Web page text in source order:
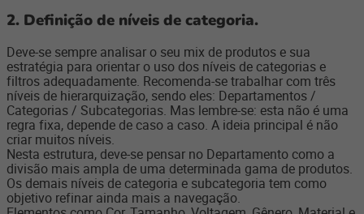
2. Definição de níveis de categoria.
Deve-se sempre analisar o seu mix de produtos e sua
estratégia para orientar o uso dos níveis de categorias e
filtros adequadamente. Recomenda-se trabalhar com três
níveis de hierarquização, sendo eles: Departamentos /
Categorias / Subcategorias. Mas lembre-se: esta não é uma
regra fixa, depende de caso a caso. A ideia principal é não
criar muitos níveis.
Nesta estrutura, deve-se pensar no Departamento como a
divisão mais ampla de uma determinada gama de produtos.
Os demais níveis de categoria e subcategoria tem como
objetivo refinar ainda mais a navegação.